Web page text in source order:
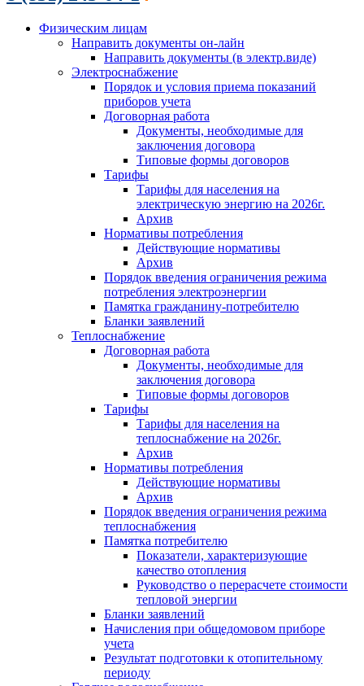
Физическим лицам
Направить документы он-лайн
Направить документы (в электр.виде)
Электроснабжение
Порядок и условия приема показаний
приборов учета
Договорная работа
Документы, необходимые для
заключения договора
Типовые формы договоров
Тарифы
Тарифы для населения на
электрическую энергию на 2026г.
Архив
Нормативы потребления
Действующие нормативы
Архив
Порядок введения ограничения режима
потребления электроэнергии
Памятка гражданину-потребителю
Бланки заявлений
Теплоснабжение
Договорная работа
Документы, необходимые для
заключения договора
Типовые формы договоров
Тарифы
Тарифы для населения на
теплоснабжение на 2026г.
Архив
Нормативы потребления
Действующие нормативы
Архив
Порядок введения ограничения режима
теплоснабжения
Памятка потребителю
Показатели, характеризующие
качество отопления
Руководство о перерасчете стоимости
тепловой энергии
Бланки заявлений
Начисления при общедомовом приборе
учета
Результат подготовки к отопительному
периоду